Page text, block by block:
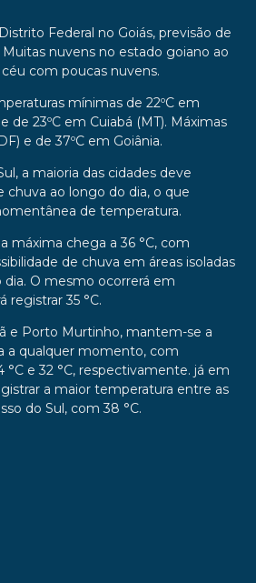
Federal no Goiás, previsão de
nuvens no estado goiano ao
com poucas nuvens.
mínimas de 22ºC em
de 23ºC em Cuiabá (MT). Máximas
e de 37ºC em Goiânia.
a maioria das cidades deve
chuva ao longo do dia, o que
de temperatura.
máxima chega a 36 °C, com
de chuva em áreas isoladas
dia. O mesmo ocorrerá em
registrar 35 °C.
e Porto Murtinho, mantem-se a
a qualquer momento, com
°C e 32 °C, respectivamente. já em
a maior temperatura entre as
do Sul, com 38 °C.